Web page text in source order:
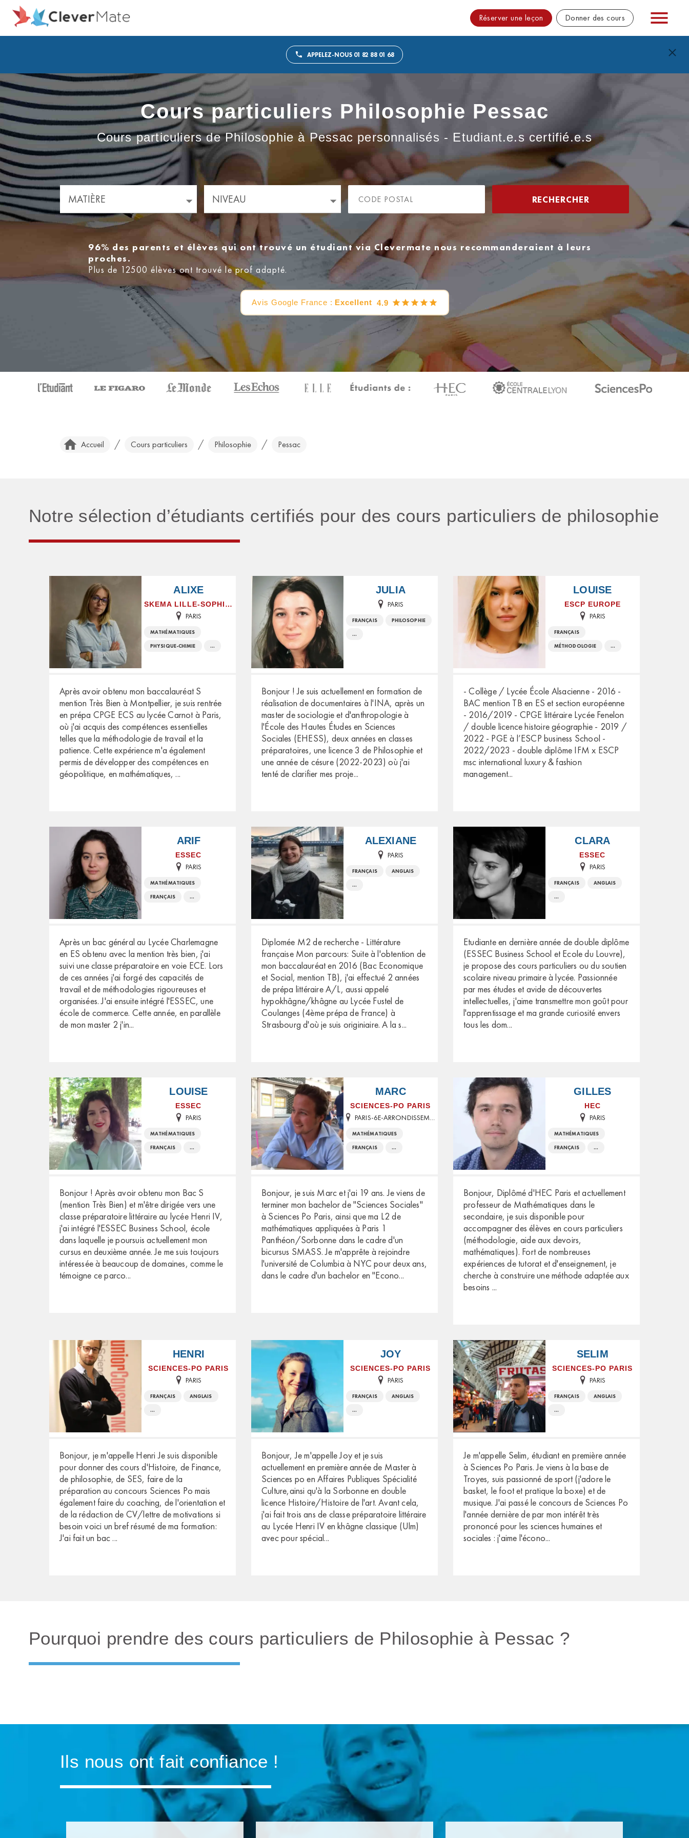
Réserver une leçon Donner des cours
APPELEZ-NOUS 01 82 88 01 68
Cours particuliers Philosophie Pessac
Cours particuliers de Philosophie à Pessac personnalisés - Etudiant.e.s certifié.e.s
MATIÈRE NIVEAU
96% des parents et élèves qui ont trouvé un étudiant via Clevermate nous recommanderaient à leurs
proches.
Plus de 12500 élèves ont trouvé le prof adapté.
Avis Google France : Excellent 4.9
Accueil / Cours particuliers / Philosophie / Pessac
Notre sélection d’étudiants certifiés pour des cours particuliers de philosophie
ALIXE
SKEMA LILLE-SOPHIA ANTIPOLIS
PARIS
MATHÉMATIQUES
PHYSIQUE-CHIMIE ...
Après avoir obtenu mon baccalauréat S
mention Très Bien à Montpellier, je suis rentrée
en prépa CPGE ECS au lycée Carnot à Paris,
où j'ai acquis des compétences essentielles
telles que la méthodologie de travail et la
patience. Cette expérience m'a également
permis de développer des compétences en
géopolitique, en mathématiques,...
JULIA
PARIS
FRANÇAIS PHILOSOPHIE
...
Bonjour ! Je suis actuellement en formation de
réalisation de documentaires à l'INA, après un
master de sociologie et d'anthropologie à
l'École des Hautes Études en Sciences
Sociales (EHESS), deux années en classes
préparatoires, une licence 3 de Philosophie et
une année de césure (2022-2023) où j'ai
tenté de clarifier mes proje...
LOUISE
ESCP EUROPE
PARIS
FRANÇAIS
MÉTHODOLOGIE ...
- Collège / Lycée École Alsacienne - 2016 -
BAC mention TB en ES et section européenne
- 2016/2019 - CPGE littéraire Lycée Fenelon
/ double licence histoire géographie - 2019 /
2022 - PGE à l’ESCP business School -
2022/2023 - double diplôme IFM x ESCP
msc international luxury & fashion
management...
ARIF
ESSEC
PARIS
MATHÉMATIQUES
FRANÇAIS ...
Après un bac général au Lycée Charlemagne
en ES obtenu avec la mention très bien, j'ai
suivi une classe préparatoire en voie ECE. Lors
de ces années j'ai forgé des capacités de
travail et de méthodologies rigoureuses et
organisées. J'ai ensuite intégré l'ESSEC, une
école de commerce. Cette année, en parallèle
de mon master 2 j'in...
ALEXIANE
PARIS
FRANÇAIS ANGLAIS
...
Diplomée M2 de recherche - Littérature
française Mon parcours: Suite à l'obtention de
mon baccalauréat en 2016 (Bac Economique
et Social, mention TB), j'ai effectué 2 années
de prépa littéraire A/L, aussi appelé
hypokhâgne/khâgne au Lycée Fustel de
Coulanges (4ème prépa de France) à
Strasbourg d'où je suis originiaire. A la s...
CLARA
ESSEC
PARIS
FRANÇAIS ANGLAIS
...
Etudiante en dernière année de double diplôme
(ESSEC Business School et Ecole du Louvre),
je propose des cours particuliers ou du soutien
scolaire niveau primaire à lycée. Passionnée
par mes études et avide de découvertes
intellectuelles, j'aime transmettre mon goût pour
l'apprentissage et ma grande curiosité envers
tous les dom...
LOUISE
ESSEC
PARIS
MATHÉMATIQUES
FRANÇAIS ...
Bonjour ! Après avoir obtenu mon Bac S
(mention Très Bien) et m'être dirigée vers une
classe préparatoire littéraire au lycée Henri IV,
j'ai intégré l'ESSEC Business School, école
dans laquelle je poursuis actuellement mon
cursus en deuxième année. Je me suis toujours
intéressée à beaucoup de domaines, comme le
témoigne ce parco...
MARC
SCIENCES-PO PARIS
PARIS-6E-ARRONDISSEMENT
MATHÉMATIQUES
FRANÇAIS ...
Bonjour, je suis Marc et j'ai 19 ans. Je viens de
terminer mon bachelor de "Sciences Sociales"
à Sciences Po Paris, ainsi que ma L2 de
mathématiques appliquées à Paris 1
Panthéon/Sorbonne dans le cadre d'un
bicursus SMASS. Je m'apprête à rejoindre
l'université de Columbia à NYC pour deux ans,
dans le cadre d'un bachelor en "Econo...
GILLES
HEC
PARIS
MATHÉMATIQUES
FRANÇAIS ...
Bonjour, Diplômé d'HEC Paris et actuellement
professeur de Mathématiques dans le
secondaire, je suis disponible pour
accompagner des élèves en cours particuliers
(méthodologie, aide aux devoirs,
mathématiques). Fort de nombreuses
expériences de tutorat et d'enseignement, je
cherche à construire une méthode adaptée aux
besoins ...
HENRI
SCIENCES-PO PARIS
PARIS
FRANÇAIS ANGLAIS
...
Bonjour, je m'appelle Henri Je suis disponible
pour donner des cours d'Histoire, de Finance,
de philosophie, de SES, faire de la
préparation au concours Sciences Po mais
également faire du coaching, de l'orientation et
de la rédaction de CV/lettre de motivations si
besoin voici un bref résumé de ma formation:
J'ai fait un bac...
JOY
SCIENCES-PO PARIS
PARIS
FRANÇAIS ANGLAIS
...
Bonjour, Je m'appelle Joy et je suis
actuellement en première année de Master à
Sciences po en Affaires Publiques Spécialité
Culture,ainsi qu'à la Sorbonne en double
licence Histoire/Histoire de l'art. Avant cela,
j'ai fait trois ans de classe préparatoire littéraire
au Lycée Henri IV en khâgne classique (Ulm)
avec pour spécial...
SELIM
SCIENCES-PO PARIS
PARIS
FRANÇAIS ANGLAIS
...
Je m'appelle Selim, étudiant en première année
à Sciences Po Paris. Je viens à la base de
Troyes, suis passionné de sport (j'adore le
basket, le foot et pratique la boxe) et de
musique. J'ai passé le concours de Sciences Po
l'année dernière de par mon intérêt très
prononcé pour les sciences humaines et
sociales : j'aime l'écono...
Pourquoi prendre des cours particuliers de Philosophie à Pessac ?
Ils nous ont fait confiance !